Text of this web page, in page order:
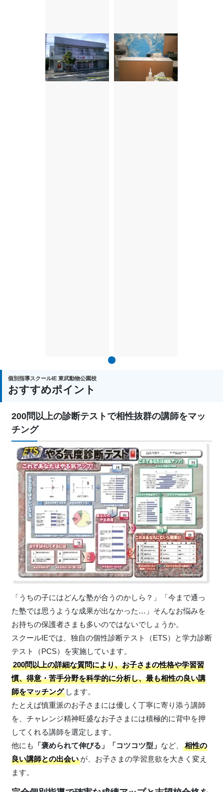
1
個別指導スクールIE 東武動物公園校
おすすめポイント
200問以上の診断テストで相性抜群の講師をマッ
チング
「うちの子にはどんな塾が合うのかしら？」「今まで通っ
た塾では思うような成果が出なかった…」そんなお悩みを
お持ちの保護者さまも多いのではないでしょうか。
スクールIEでは、独自の個性診断テスト（ETS）と学力診断
テスト（PCS）を実施しています。
200問以上の詳細な質問により、お子さまの性格や学習習
慣、得意・苦手分野を科学的に分析し、最も相性の良い講
師をマッチングします。
たとえば慎重派のお子さまには優しく丁寧に寄り添う講師
を、チャレンジ精神旺盛なお子さまには積極的に背中を押
してくれる講師を選定します。
他にも 「褒められて伸びる」「コツコツ型」 など、
相性の
良い講師との出会いが、お子さまの学習意欲を大きく変え
ます。